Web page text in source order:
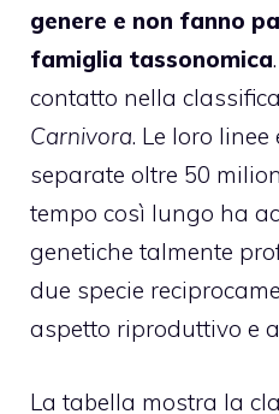
genere e non fanno
famiglia tassonomica
contatto nella
Carnivora. Le loro
separate oltre 50
tempo così lungo ha
genetiche talmente
due specie
aspetto riproduttivo e
La tabella mostra la